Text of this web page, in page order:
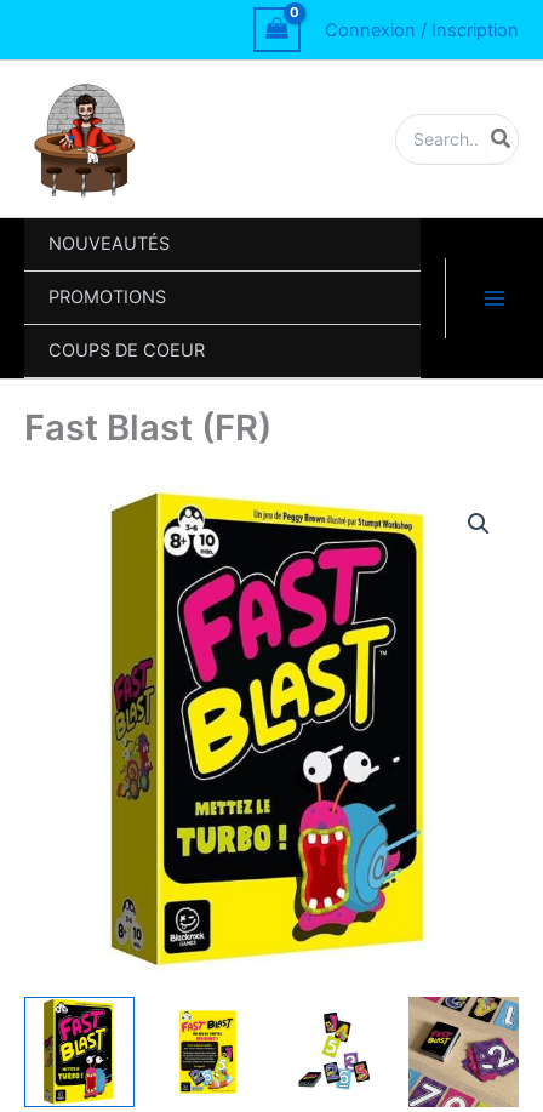
Connexion / Inscription
Rechercher:
NOUVEAUTÉS
PROMOTIONS
COUPS DE COEUR
Fast Blast (FR)